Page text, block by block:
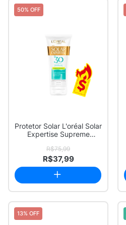
50% OFF
Protetor Solar L'oréal Solar
Expertise Supreme
R$75,99
R$37,99
13% OFF